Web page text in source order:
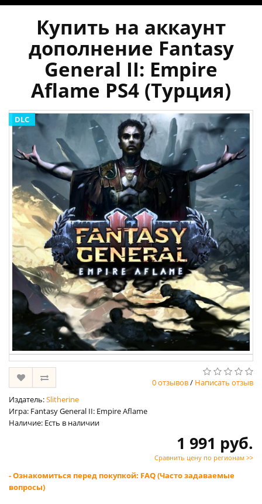
Купить на аккаунт
дополнение Fantasy
General II: Empire
Aflame PS4 (Турция)
DLC
0 отзывов/ Написать отзыв
Издатель:Slitherine
Игра: Fantasy General II: Empire Aflame
Наличие: Есть в наличии
1 991 руб.
Сравнить цену по регионам >>
- Ознакомиться перед покупкой: FAQ (Часто задаваемые
вопросы)